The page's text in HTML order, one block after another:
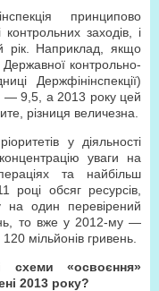
принципово
заходів, і
рік. Наприклад, якщо
Державної контрольно-
Держфінінспекції)
— 9,5, а 2013 року цей
різниця величезна.
у діяльності
уваги на
та найбільш
обсяг ресурсів,
на один перевірений
то вже у 2012-му —
мільйонів гривень.
«освоєння»
2013 року?